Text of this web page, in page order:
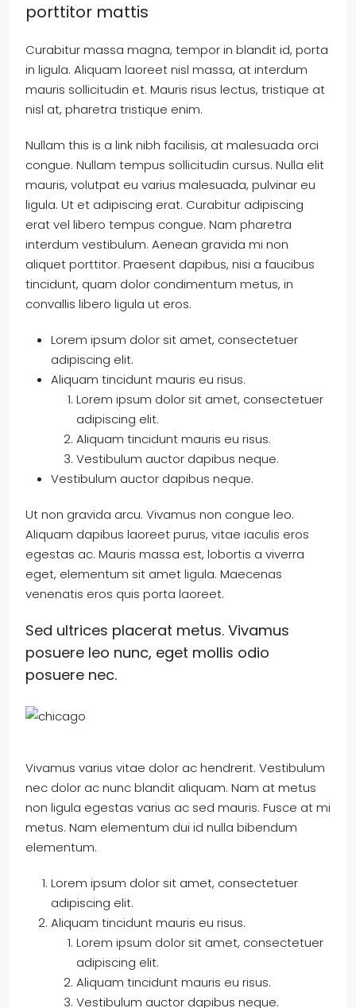
porttitor mattis
Curabitur massa magna, tempor in blandit id, porta
in ligula. Aliquam laoreet nisl massa, at interdum
mauris sollicitudin et. Mauris risus lectus, tristique at
nisl at, pharetra tristique enim.
Nullam this is a link nibh facilisis, at malesuada orci
congue. Nullam tempus sollicitudin cursus. Nulla elit
mauris, volutpat eu varius malesuada, pulvinar eu
ligula. Ut et adipiscing erat. Curabitur adipiscing
erat vel libero tempus congue. Nam pharetra
interdum vestibulum. Aenean gravida mi non
aliquet porttitor. Praesent dapibus, nisi a faucibus
tincidunt, quam dolor condimentum metus, in
convallis libero ligula ut eros.
Lorem ipsum dolor sit amet, consectetuer
adipiscing elit.
Aliquam tincidunt mauris eu risus.
Lorem ipsum dolor sit amet, consectetuer
adipiscing elit.
Aliquam tincidunt mauris eu risus.
Vestibulum auctor dapibus neque.
Vestibulum auctor dapibus neque.
Ut non gravida arcu. Vivamus non congue leo.
Aliquam dapibus laoreet purus, vitae iaculis eros
egestas ac. Mauris massa est, lobortis a viverra
eget, elementum sit amet ligula. Maecenas
venenatis eros quis porta laoreet.
Sed ultrices placerat metus. Vivamus
posuere leo nunc, eget mollis odio
posuere nec.
Vivamus varius vitae dolor ac hendrerit. Vestibulum
nec dolor ac nunc blandit aliquam. Nam at metus
non ligula egestas varius ac sed mauris. Fusce at mi
metus. Nam elementum dui id nulla bibendum
elementum.
Lorem ipsum dolor sit amet, consectetuer
adipiscing elit.
Aliquam tincidunt mauris eu risus.
Lorem ipsum dolor sit amet, consectetuer
adipiscing elit.
Aliquam tincidunt mauris eu risus.
Vestibulum auctor dapibus neque.